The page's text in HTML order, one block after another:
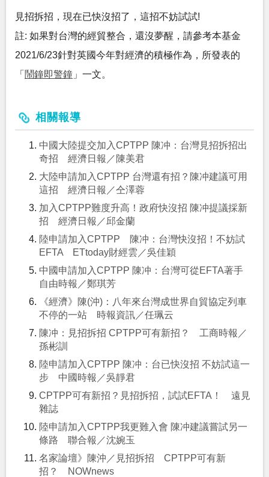
見招拆招，現在已快沒招了，這招不妨試試!
註: 如果對台灣的經貿整合，還沒夢醒，請參考本基金
2021/6/23針對英國今年對經濟的積極作為，所發表的
「 鬧鐘即警鐘 」一文。
相關報導
中國大陸提交加入CPTPP 陳冲：台灣見招拆招出
奇招 經濟日報／陳美君
大陸申請加入CPTPP 台灣還有招？陳冲建議可用
這招 經濟日報／仝澤蓉
加入CPTPP難度升高！政府快沒招 陳冲提議採新
招 經濟日報／邱金蘭
陸申請加入CPTPP 陳冲：台灣快沒招！不妨試
EFTA ETtoday財經雲／吳佳穎
中國申請加入CPTPP 陳冲：台灣可從EFTA著手
自由時報／鄭琪芳
《經濟》陳(沖)：八年來台灣成世界自貿協定列車
不停的一站 時報資訊／任珮云
陳冲：見招拆招 CPTPP可有新招？ 工商時報／
孫彬訓
陸申請加入CPTPP 陳冲：台已快沒招 不妨試這一
步 中國時報／吳靜君
CPTPP可有新招？見招拆招，試試EFTA！ 遠見
雜誌
陸申請加入CPTPP我更難入會 陳冲建議嘗試另一
條路 聯合報／沈婉玉
名家論壇》陳沖／見招拆招 CPTPP可有新
招？ NOWnews